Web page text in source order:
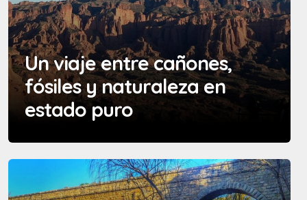
Un viaje entre cañones,
fósiles y naturaleza en
estado puro